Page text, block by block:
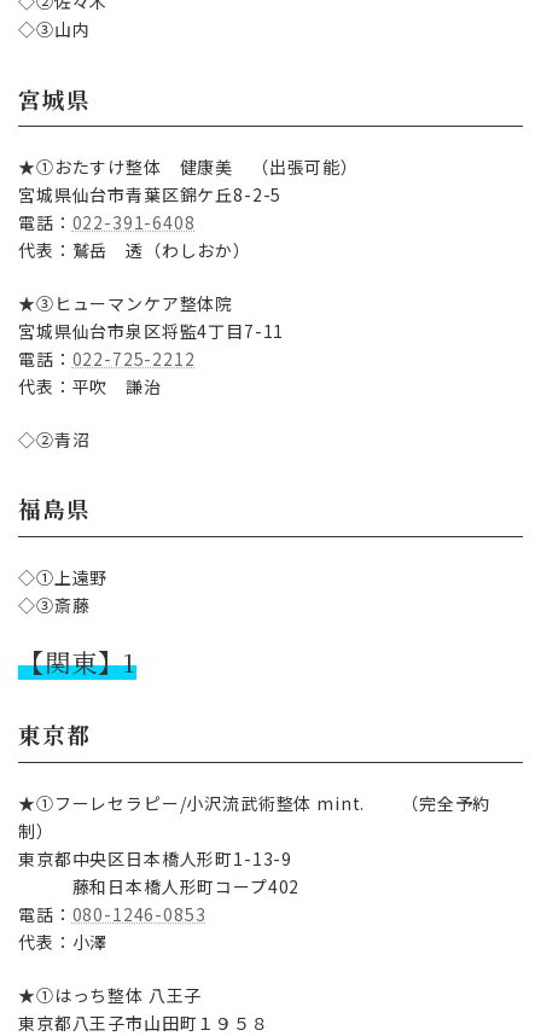
◇③山内
宮城県
★①おたすけ整体 健康美 （出張可能）
宮城県仙台市青葉区錦ケ丘8-2-5
電話： 022-391-6408
代表：鷲岳 透（わしおか）
★③ヒューマンケア整体院
宮城県仙台市泉区将監4丁目7-11
電話： 022-725-2212
代表：平吹 謙治
◇②青沼
福島県
◇①上遠野
◇③斎藤
【関東】1
東京都
★①フーレセラピー/小沢流武術整体 mint. （完全予約
制）
東京都中央区日本橋人形町1-13-9
藤和日本橋人形町コープ402
電話： 080-1246-0853
代表：小澤
★①はっち整体 八王子
東京都八王子市山田町１９５８